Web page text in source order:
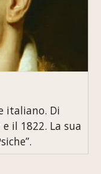
italiano. Di
il 1822. La sua